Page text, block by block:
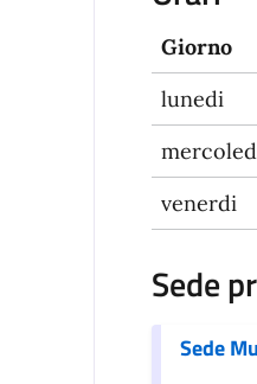
Giorno
lunedi
venerdi
Sede
Sede